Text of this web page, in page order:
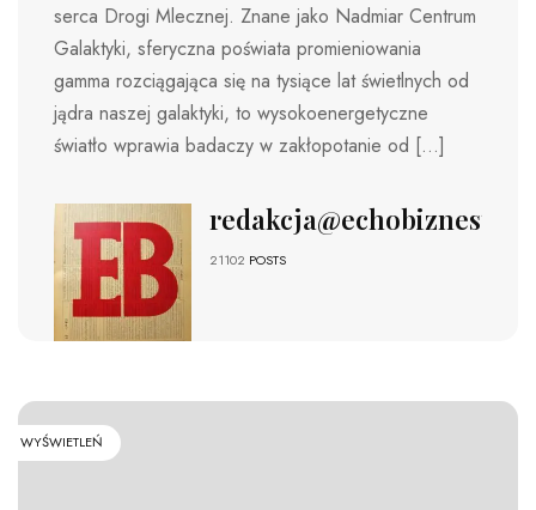
serca Drogi Mlecznej. Znane jako Nadmiar Centrum
Galaktyki, sferyczna poświata promieniowania
gamma rozciągająca się na tysiące lat świetlnych od
jądra naszej galaktyki, to wysokoenergetyczne
światło wprawia badaczy w zakłopotanie od […]
redakcja@echobiznesu.pl
21102 POSTS
WYŚWIETLEŃ